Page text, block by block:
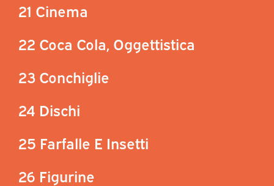
21 Cinema
22 Coca Cola, Oggettistica
23 Conchiglie
24 Dischi
25 Farfalle E Insetti
26 Figurine